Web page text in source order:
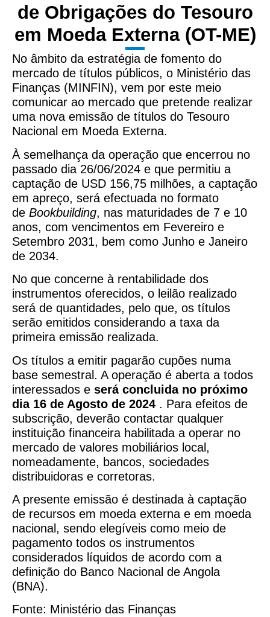
de Obrigações do Tesouro
em Moeda Externa (OT-ME)
No âmbito da estratégia de fomento do
mercado de títulos públicos, o Ministério das
Finanças (MINFIN), vem por este meio
comunicar ao mercado que pretende realizar
uma nova emissão de títulos do Tesouro
Nacional em Moeda Externa.
À semelhança da operação que encerrou no
passado dia 26/06/2024 e que permitiu a
captação de USD 156,75 milhões, a captação
em apreço, será efectuada no formato
de Bookbuilding, nas maturidades de 7 e 10
anos, com vencimentos em Fevereiro e
Setembro 2031, bem como Junho e Janeiro
de 2034.
No que concerne à rentabilidade dos
instrumentos oferecidos, o leilão realizado
será de quantidades, pelo que, os títulos
serão emitidos considerando a taxa da
primeira emissão realizada.
Os títulos a emitir pagarão cupões numa
base semestral. A operação é aberta a todos
interessados e será concluida no próximo
dia 16 de Agosto de 2024 . Para efeitos de
subscrição, deverão contactar qualquer
instituição financeira habilitada a operar no
mercado de valores mobiliários local,
nomeadamente, bancos, sociedades
distribuidoras e corretoras.
A presente emissão é destinada à captação
de recursos em moeda externa e em moeda
nacional, sendo elegíveis como meio de
pagamento todos os instrumentos
considerados líquidos de acordo com a
definição do Banco Nacional de Angola
(BNA).
Fonte: Ministério das Finanças